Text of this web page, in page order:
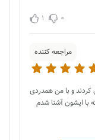
0
1
مراجعه کننده
کردند و با من همدردی
با ایشون آشنا شدم